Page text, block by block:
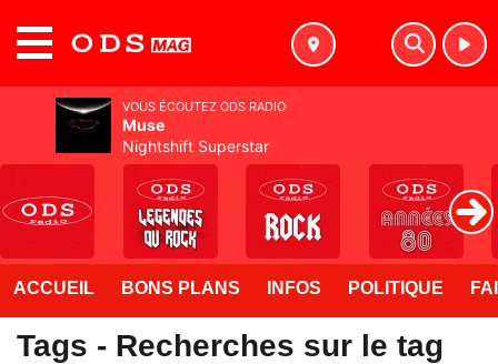
ACCUEIL BONS PLANS INFOS POLITIQUE
Tags - Recherches sur le tag
VOUS ÉCOUTEZ ODS RADIO
Muse
Nightshift Superstar